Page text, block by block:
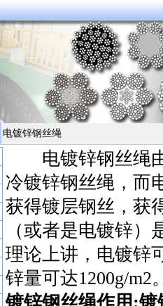
电镀锌钢丝绳
电镀锌钢丝绳由
冷镀锌钢丝绳，而
获得镀层钢丝，获
（或者是电镀锌
理论上讲，电镀锌
锌量可达1200g/m2